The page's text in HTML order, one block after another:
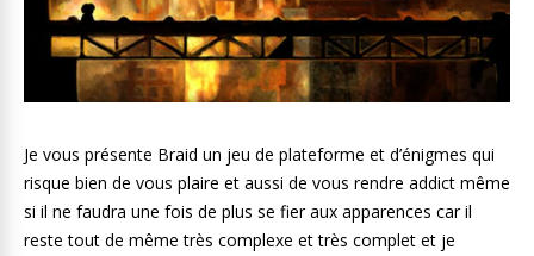
Je vous présente Braid un jeu de plateforme et d’énigmes qui
risque bien de vous plaire et aussi de vous rendre addict même
si il ne faudra une fois de plus se fier aux apparences car il
reste tout de même très complexe et très complet et je